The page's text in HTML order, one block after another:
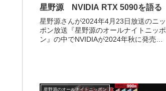
星野源 NVIDIA RTX 5090を語る
星野源さんが2024年4月23日放送のニッ
ポン放送『星野源のオールナイトニッポ
ン』の中でNVIDIAが2024年秋に発売す
星野源のオールナイトニッポン